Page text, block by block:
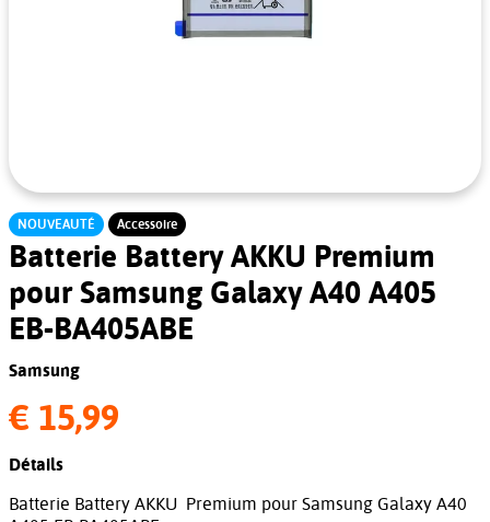
NOUVEAUTÉ Accessoire
Batterie Battery AKKU Premium
pour Samsung Galaxy A40 A405
EB-BA405ABE
Samsung
€ 15,99
Détails
Batterie Battery AKKU Premium pour Samsung Galaxy A40